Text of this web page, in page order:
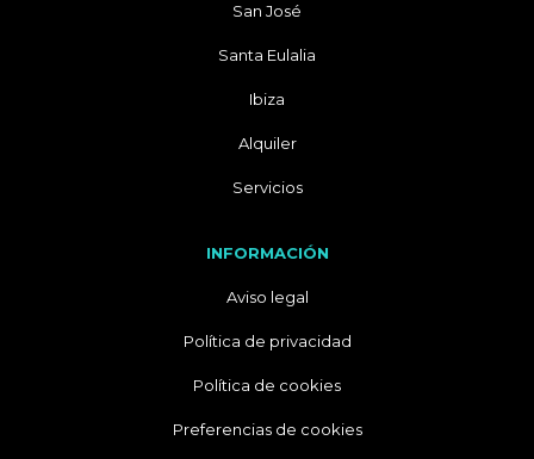
San José
Santa Eulalia
Ibiza
Alquiler
Servicios
INFORMACIÓN
Aviso legal
Política de privacidad
Política de cookies
Preferencias de cookies